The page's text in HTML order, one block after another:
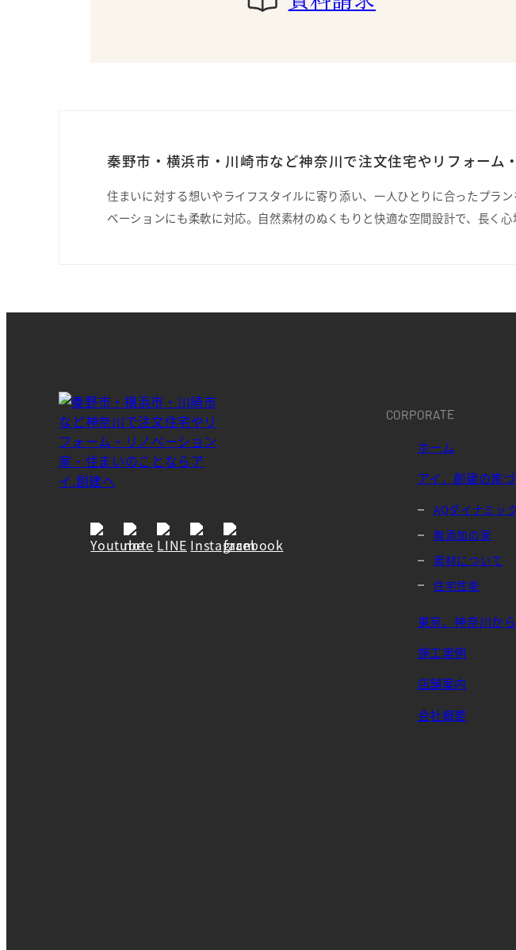
秦野市・横浜市・川崎市など神奈川で注文住宅やリフォーム
住まいに対する想いやライフスタイルに寄り添い、一人ひとりに合ったプラ
ベーションにも柔軟に対応。自然素材のぬくもりと快適な空間設計で、長く心
CORPORATE
ホーム
アイ．創建の家
AQダイナミッ
無添加の家
素材について
住宅性能
東京、神奈川か
施工実例
店舗案内
会社概要